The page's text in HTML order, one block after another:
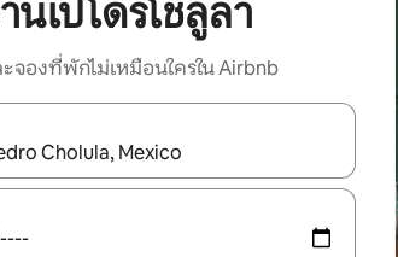
นเปโดรโชลูลา
จองที่พักไม่เหมือนใครใน Airbnb
ขึ้นลง หรือใช้การสัมผัสหรือปัด เพื่อสำรวจผลการค้นหา